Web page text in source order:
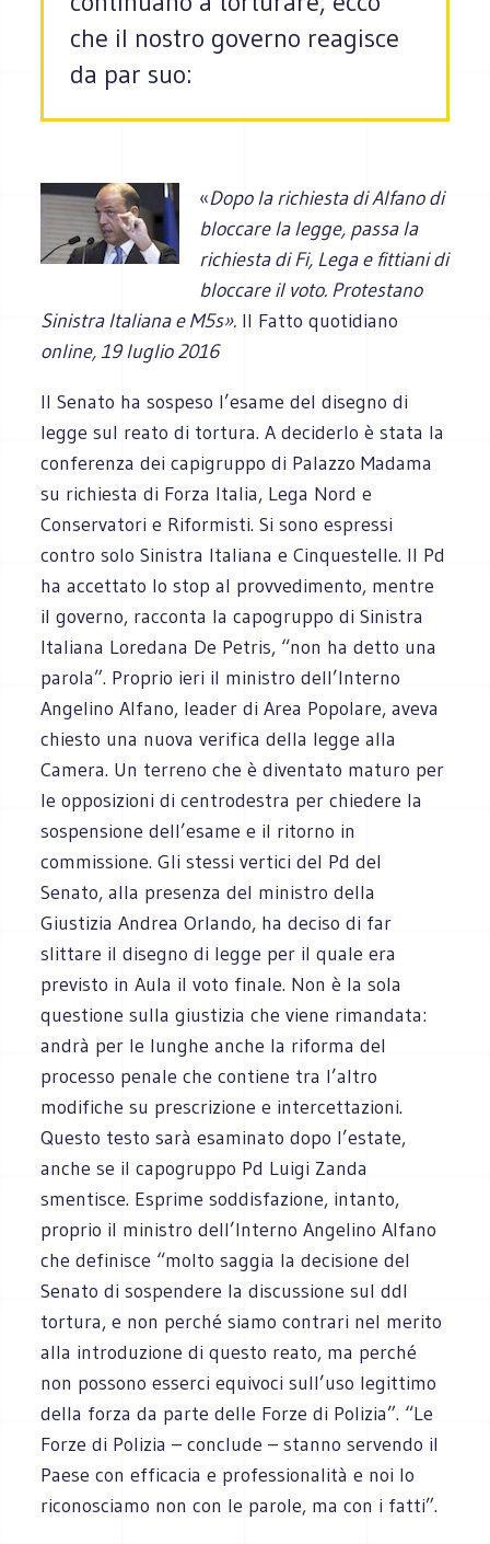
che il nostro governo reagisce
da par suo:
«Dopo la richiesta di Alfano di
bloccare la legge, passa la
richiesta di Fi, Lega e fittiani di
bloccare il voto. Protestano
Sinistra Italiana e M5s». Il Fatto quotidiano
online, 19 luglio 2016
Il Senato ha sospeso l’esame del disegno di
legge sul reato di tortura. A deciderlo è stata la
conferenza dei capigruppo di Palazzo Madama
su richiesta di Forza Italia, Lega Nord e
Conservatori e Riformisti. Si sono espressi
contro solo Sinistra Italiana e Cinquestelle. Il Pd
ha accettato lo stop al provvedimento, mentre
il governo, racconta la capogruppo di Sinistra
Italiana Loredana De Petris, “non ha detto una
parola”. Proprio ieri il ministro dell’Interno
Angelino Alfano, leader di Area Popolare, aveva
chiesto una nuova verifica della legge alla
Camera. Un terreno che è diventato maturo per
le opposizioni di centrodestra per chiedere la
sospensione dell’esame e il ritorno in
commissione. Gli stessi vertici del Pd del
Senato, alla presenza del ministro della
Giustizia Andrea Orlando, ha deciso di far
slittare il disegno di legge per il quale era
previsto in Aula il voto finale. Non è la sola
questione sulla giustizia che viene rimandata:
andrà per le lunghe anche la riforma del
processo penale che contiene tra l’altro
modifiche su prescrizione e intercettazioni.
Questo testo sarà esaminato dopo l’estate,
anche se il capogruppo Pd Luigi Zanda
smentisce. Esprime soddisfazione, intanto,
proprio il ministro dell’Interno Angelino Alfano
che definisce “molto saggia la decisione del
Senato di sospendere la discussione sul ddl
tortura, e non perché siamo contrari nel merito
alla introduzione di questo reato, ma perché
non possono esserci equivoci sull’uso legittimo
della forza da parte delle Forze di Polizia”. “Le
Forze di Polizia – conclude – stanno servendo il
Paese con efficacia e professionalità e noi lo
riconosciamo non con le parole, ma con i fatti”.